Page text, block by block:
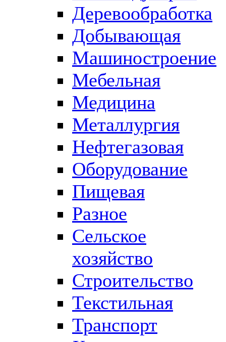
Деревообработка
Добывающая
Машиностроение
Мебельная
Медицина
Металлургия
Нефтегазовая
Оборудование
Пищевая
Разное
Сельское
хозяйство
Строительство
Текстильная
Транспорт